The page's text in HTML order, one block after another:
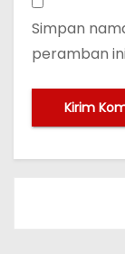
Simpan
peramban